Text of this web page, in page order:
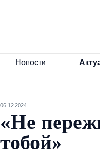
Новости
06.12.2024
«Не
тобой»